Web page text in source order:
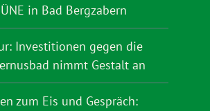
in Bad Bergzabern
Investitionen gegen die
nimmt Gestalt an
zum Eis und Gespräch: